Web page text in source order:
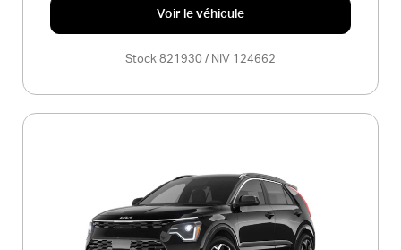
Voir le véhicule
Stock 821930 / NIV 124662